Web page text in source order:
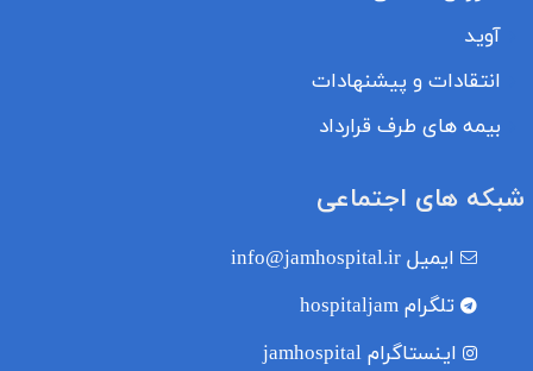
آوید
انتقادات و پیشنهادات
بیمه های طرف قرارداد
شبکه های اجتماعی
ایمیل info@jamhospital.ir
تلگرام hospitaljam
اینستاگرام jamhospital